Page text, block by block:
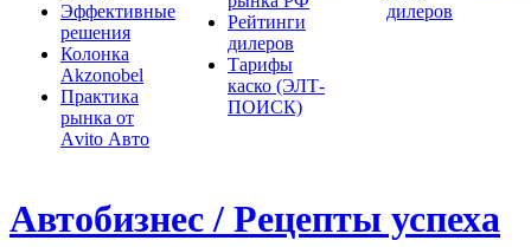
Эффективные
решения
Колонка
Akzonobel
Практика
рынка от
Аvito Авто
Рейтинги
дилеров
Тарифы
каско (ЭЛТ-
ПОИСК)
дилеров
Автобизнес / Рецепты успеха